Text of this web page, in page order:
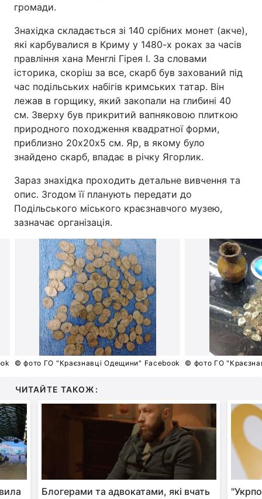
громади.
Знахідка складається зі 140 срібних монет (акче),
які карбувалися в Криму у 1480-х роках за часів
правління хана Менглі Гірея І. За словами
історика, скоріш за все, скарб був захований під
час подільських набігів кримських татар. Він
лежав в горщику, який закопали на глибині 40
см. Зверху був прикритий вапняковою плиткою
природного походження квадратної форми,
приблизно 20х20х5 см. Яр, в якому було
знайдено скарб, впадає в річку Ягорлик.
Зараз знахідка проходить детальне вивчення та
опис. Згодом її планують передати до
Подільського міського краєзнавчого музею,
зазначає організація.
© фото ГО "Краєзнавці Одещини" Facebook © фото ГО
ЧИТАЙТЕ ТАКОЖ:
Блогерами та адвокатами, які вчать